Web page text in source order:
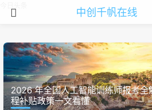
中创千帆在线
2026 年全国人工智能训练师报考全
程补贴政策一文看懂